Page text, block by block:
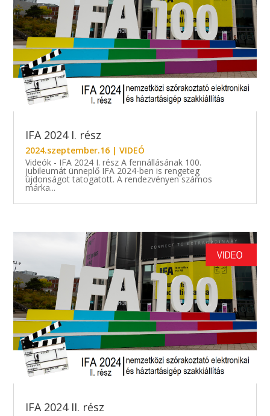
IFA 2024 I. rész
2024.szeptember.16 |VIDEÓ
Videók - IFA 2024 I. rész A fennállásának 100.
jubileumát ünneplő IFA 2024-ben is rengeteg
újdonságot tatogatott. A rendezvényen számos
márka...
IFA 2024 II. rész